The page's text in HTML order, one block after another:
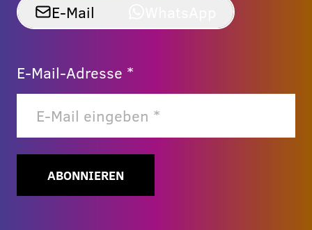
E-Mail
E-Mail-Adresse *
ABONNIEREN